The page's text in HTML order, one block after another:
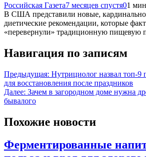
Российская Газета7 месяцев спустя01
В США представили новые,
диетические рекомендации, которые
«перевернули» традиционную пищевую
Навигация по записям
Предыдущая: Нутрициолог назвал топ-9
для восстановления после праздников
Далее: Зачем в загородном доме нужна
бывалого
Похожие новости
Ферментированные